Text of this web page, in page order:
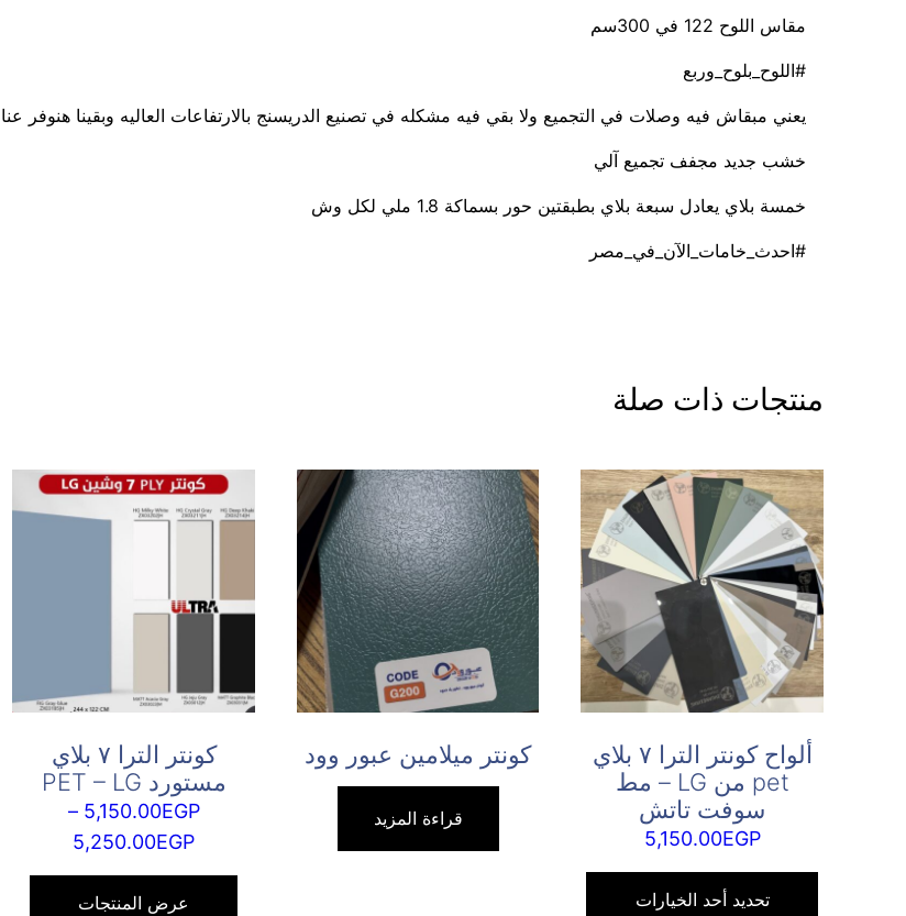
مقاس اللوح 122 في 300سم
#اللوح_بلوح_وربع
يعني مبقاش فيه وصلات في التجميع ولا بقي فيه مشكله في تصنيع الدريسنج بالارتفاعات العاليه وبقينا هنوفر
خشب جديد مجفف تجميع آلي
خمسة بلاي يعادل سبعة بلاي بطبقتين حور بسماكة 1.8 ملي لكل وش
#احدث_خامات_الآن_في_مصر
منتجات ذات صلة
ألواح كونتر الترا ٧ بلاي
pet من LG – مط
سوفت تاتش
5,150.00EGP
تحديد أحد الخيارات
هناك
كونتر ميلامين عبور وود
قراءة المزيد
كونتر الترا ٧ بلاي
مستورد PET – LG
5,150.00EGP
–
5,250.00EGP
نطاق
السعر:
عرض المنتجات